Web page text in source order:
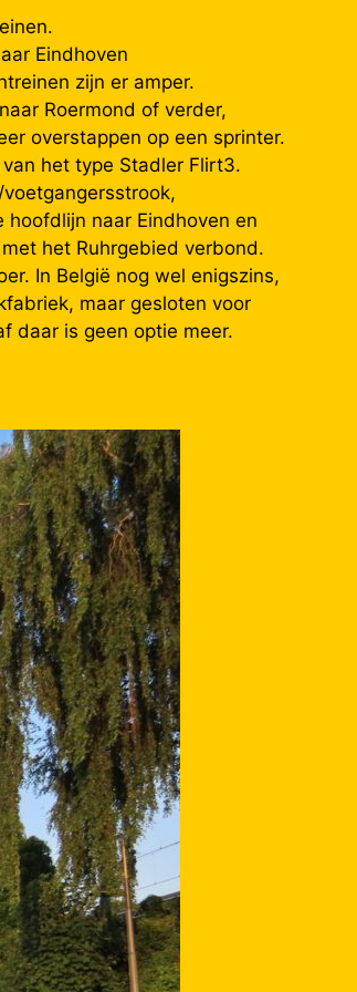
Eindhoven
zijn er amper.
Roermond of verder,
overstappen op een sprinter.
het type Stadler Flirt3.
naar Eindhoven en
het Ruhrgebied verbond.
In België nog wel enigszins,
maar gesloten voor
daar is geen optie meer.